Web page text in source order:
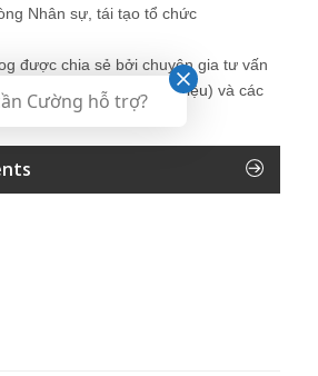
Nhân sự, tái tạo tổ chức
được chia sẻ bởi chuyên gia tư vấn
Hùng Cường (
giới thiệu) và các
cộng đồng Nhân sự.
Cường hỗ trợ?